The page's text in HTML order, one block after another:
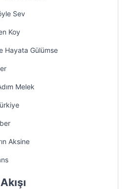
Sev
Koy
Hayata Gülümse
Melek
Aksine